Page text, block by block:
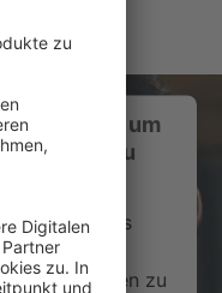
um
Service zu
Service eines
kann Daten zu